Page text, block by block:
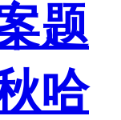
题
哈